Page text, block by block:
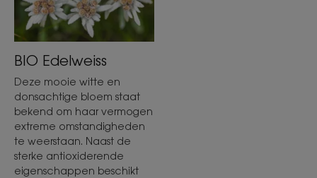
BIO Edelweiss
Deze mooie witte en
donsachtige bloem staat
bekend om haar vermogen
extreme omstandigheden
te weerstaan. Naast de
sterke antioxiderende
eigenschappen beschikt